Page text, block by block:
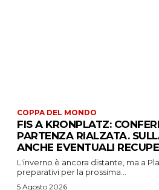
COPPA DEL MONDO
FIS A KRONPLATZ:
PARTENZA RIALZATA.
ANCHE EVENTUALI
L'inverno è ancora distante, ma a
preparativi per la prossima...
5 Agosto 2026